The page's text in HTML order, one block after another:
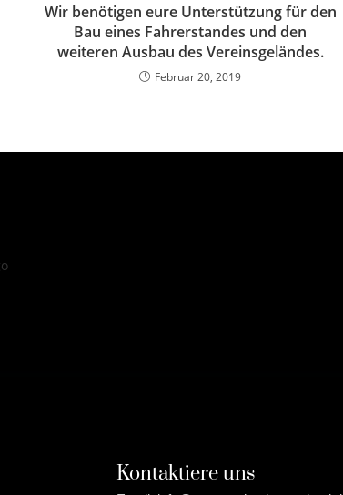
Wir benötigen eure Unterstützung für den
Bau eines Fahrerstandes und den
weiteren Ausbau des Vereinsgeländes.
Februar 20, 2019
Kontaktiere uns